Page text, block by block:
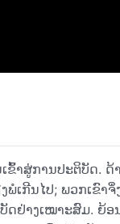
ຂົ້າສູ່ການປະຕິບັດ.
ເກີນໄປ; ພວກເຂົາຈຶ່
ດຢ່າງເໝາະສົມ. ຍ້ອ